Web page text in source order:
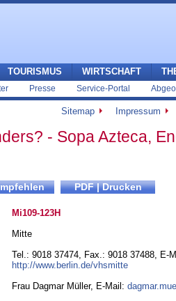
Presse Service-Portal
TOURISMUS WIRTSCHAFT
Sitemap Impressum
- Sopa Azteca,
Mi109-123H
Mitte
Tel.: 9018 37474, Fax.: 9018 37488, E-
http://www.berlin.de/vhsmitte
Frau Dagmar Müller, E-Mail: